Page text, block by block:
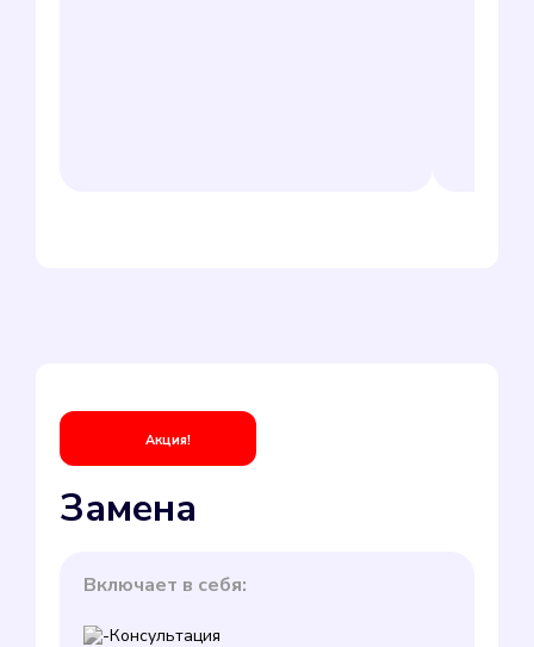
Акция!
Замена
Включает в себя:
Консультация